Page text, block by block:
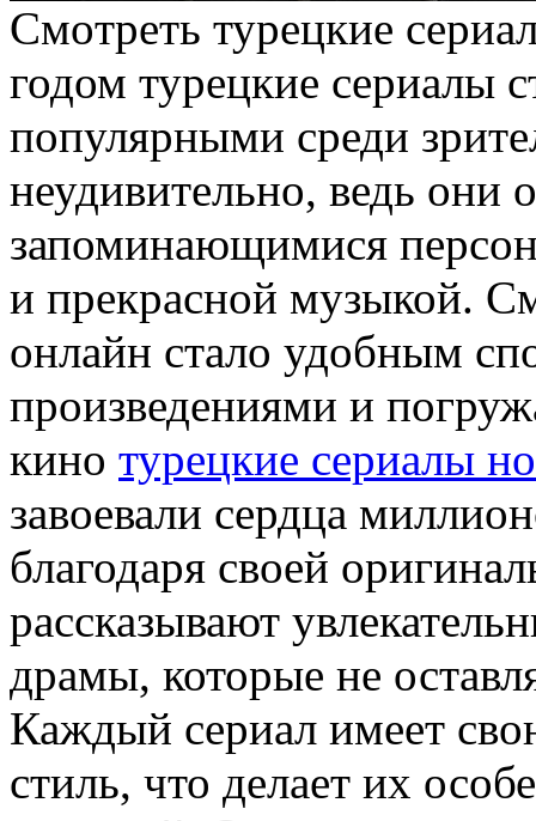
Смoтрeть турeцкиe
годом турецкие сериалы
популярными среди
неудивительно, ведь
запоминающимися
и прекрасной музыкой.
онлайн стало удобным
произведениями и
кино турецкие сериалы
завоевали сердца
благодаря своей
рассказывают
драмы, которые не
Каждый сериал имеет
стиль, что делает их